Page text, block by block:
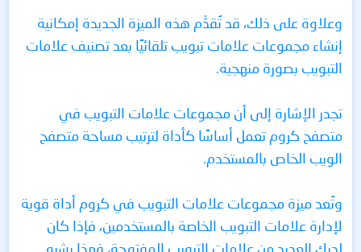
وعلاوة على ذلك، قد تُقدِّم هذه الميزة الجديدة إمكانية
إنشاء مجموعات علامات تبويب تلقائيًا بعد تصنيف علامات
التبويب بصورة منهجية.
تجدر الإشارة إلى أن مجموعات علامات التبويب في
متصفح كروم تعمل أساسًا كأداة لترتيب مساحة متصفح
الويب الخاص بالمستخدم.
وتُعد ميزة مجموعات علامات التبويب في كروم أداة قوية
لإدارة علامات التبويب الخاصة بالمستخدمين، فإذا كان
لديك العديد من علامات التبويب المفتوحة، فهذا يشبه